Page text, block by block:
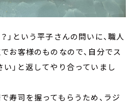
」という平子さんの問いに、職人
お客様のものなので、自分でス
」と返してやり合っていまし
寿司を握ってもらうため、ラジ